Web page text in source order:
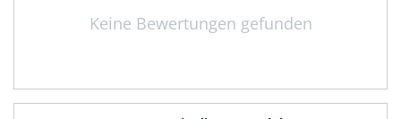
Keine Bewertungen gefunden